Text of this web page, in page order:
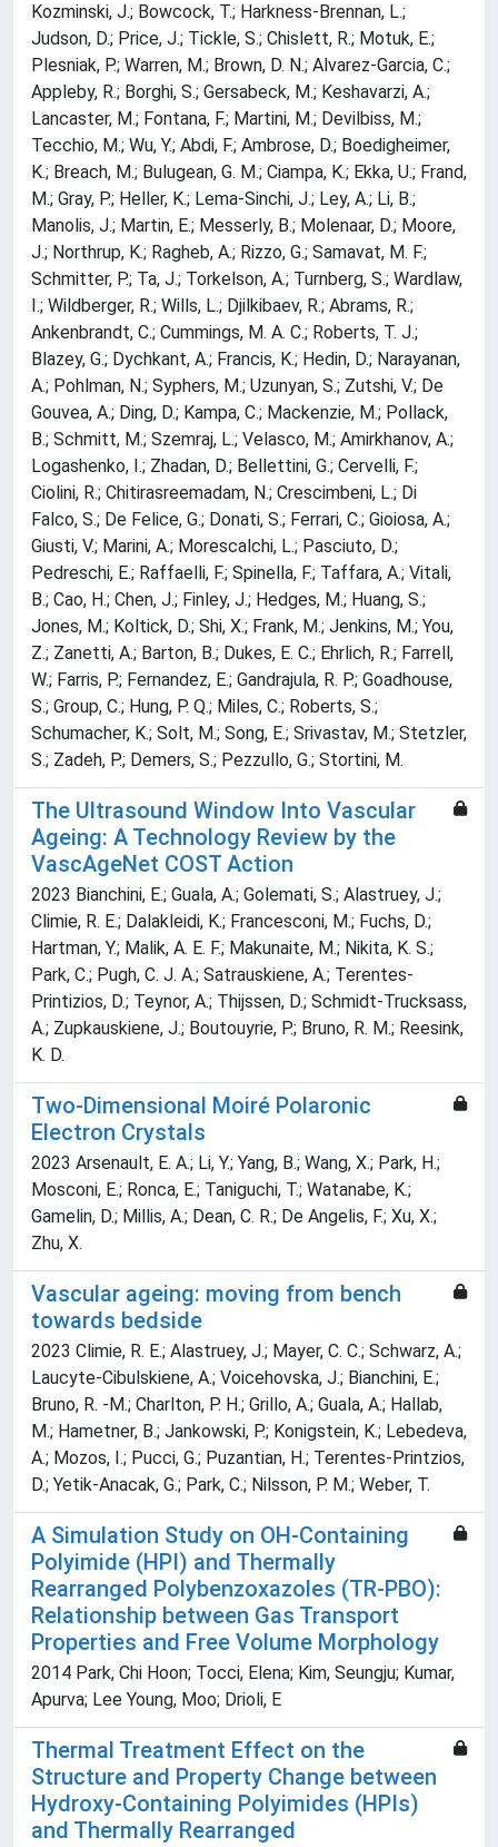
Kozminski, J.; Bowcock, T.; Harkness-Brennan, L.;
Judson, D.; Price, J.; Tickle, S.; Chislett, R.; Motuk, E.;
Plesniak, P.; Warren, M.; Brown, D. N.; Alvarez-Garcia, C.;
Appleby, R.; Borghi, S.; Gersabeck, M.; Keshavarzi, A.;
Lancaster, M.; Fontana, F.; Martini, M.; Devilbiss, M.;
Tecchio, M.; Wu, Y.; Abdi, F.; Ambrose, D.; Boedigheimer,
K.; Breach, M.; Bulugean, G. M.; Ciampa, K.; Ekka, U.; Frand,
M.; Gray, P.; Heller, K.; Lema-Sinchi, J.; Ley, A.; Li, B.;
Manolis, J.; Martin, E.; Messerly, B.; Molenaar, D.; Moore,
J.; Northrup, K.; Ragheb, A.; Rizzo, G.; Samavat, M. F.;
Schmitter, P.; Ta, J.; Torkelson, A.; Turnberg, S.; Wardlaw,
I.; Wildberger, R.; Wills, L.; Djilkibaev, R.; Abrams, R.;
Ankenbrandt, C.; Cummings, M. A. C.; Roberts, T. J.;
Blazey, G.; Dychkant, A.; Francis, K.; Hedin, D.; Narayanan,
A.; Pohlman, N.; Syphers, M.; Uzunyan, S.; Zutshi, V.; De
Gouvea, A.; Ding, D.; Kampa, C.; Mackenzie, M.; Pollack,
B.; Schmitt, M.; Szemraj, L.; Velasco, M.; Amirkhanov, A.;
Logashenko, I.; Zhadan, D.; Bellettini, G.; Cervelli, F.;
Ciolini, R.; Chitirasreemadam, N.; Crescimbeni, L.; Di
Falco, S.; De Felice, G.; Donati, S.; Ferrari, C.; Gioiosa, A.;
Giusti, V.; Marini, A.; Morescalchi, L.; Pasciuto, D.;
Pedreschi, E.; Raffaelli, F.; Spinella, F.; Taffara, A.; Vitali,
B.; Cao, H.; Chen, J.; Finley, J.; Hedges, M.; Huang, S.;
Jones, M.; Koltick, D.; Shi, X.; Frank, M.; Jenkins, M.; You,
Z.; Zanetti, A.; Barton, B.; Dukes, E. C.; Ehrlich, R.; Farrell,
W.; Farris, P.; Fernandez, E.; Gandrajula, R. P.; Goadhouse,
S.; Group, C.; Hung, P. Q.; Miles, C.; Roberts, S.;
Schumacher, K.; Solt, M.; Song, E.; Srivastav, M.; Stetzler,
S.; Zadeh, P.; Demers, S.; Pezzullo, G.; Stortini, M.
The Ultrasound Window Into Vascular
Ageing: A Technology Review by the
VascAgeNet COST Action
2023 Bianchini, E.; Guala, A.; Golemati, S.; Alastruey, J.;
Climie, R. E.; Dalakleidi, K.; Francesconi, M.; Fuchs, D.;
Hartman, Y.; Malik, A. E. F.; Makunaite, M.; Nikita, K. S.;
Park, C.; Pugh, C. J. A.; Satrauskiene, A.; Terentes-
Printizios, D.; Teynor, A.; Thijssen, D.; Schmidt-Trucksass,
A.; Zupkauskiene, J.; Boutouyrie, P.; Bruno, R. M.; Reesink,
K. D.
Two-Dimensional Moiré Polaronic
Electron Crystals
2023 Arsenault, E. A.; Li, Y.; Yang, B.; Wang, X.; Park, H.;
Mosconi, E.; Ronca, E.; Taniguchi, T.; Watanabe, K.;
Gamelin, D.; Millis, A.; Dean, C. R.; De Angelis, F.; Xu, X.;
Zhu, X.
Vascular ageing: moving from bench
towards bedside
2023 Climie, R. E.; Alastruey, J.; Mayer, C. C.; Schwarz, A.;
Laucyte-Cibulskiene, A.; Voicehovska, J.; Bianchini, E.;
Bruno, R. -M.; Charlton, P. H.; Grillo, A.; Guala, A.; Hallab,
M.; Hametner, B.; Jankowski, P.; Konigstein, K.; Lebedeva,
A.; Mozos, I.; Pucci, G.; Puzantian, H.; Terentes-Printzios,
D.; Yetik-Anacak, G.; Park, C.; Nilsson, P. M.; Weber, T.
A Simulation Study on OH-Containing
Polyimide (HPI) and Thermally
Rearranged Polybenzoxazoles (TR-PBO):
Relationship between Gas Transport
Properties and Free Volume Morphology
2014 Park, Chi Hoon; Tocci, Elena; Kim, Seungju; Kumar,
Apurva; Lee Young, Moo; Drioli, E
Thermal Treatment Effect on the
Structure and Property Change between
Hydroxy-Containing Polyimides (HPIs)
and Thermally Rearranged